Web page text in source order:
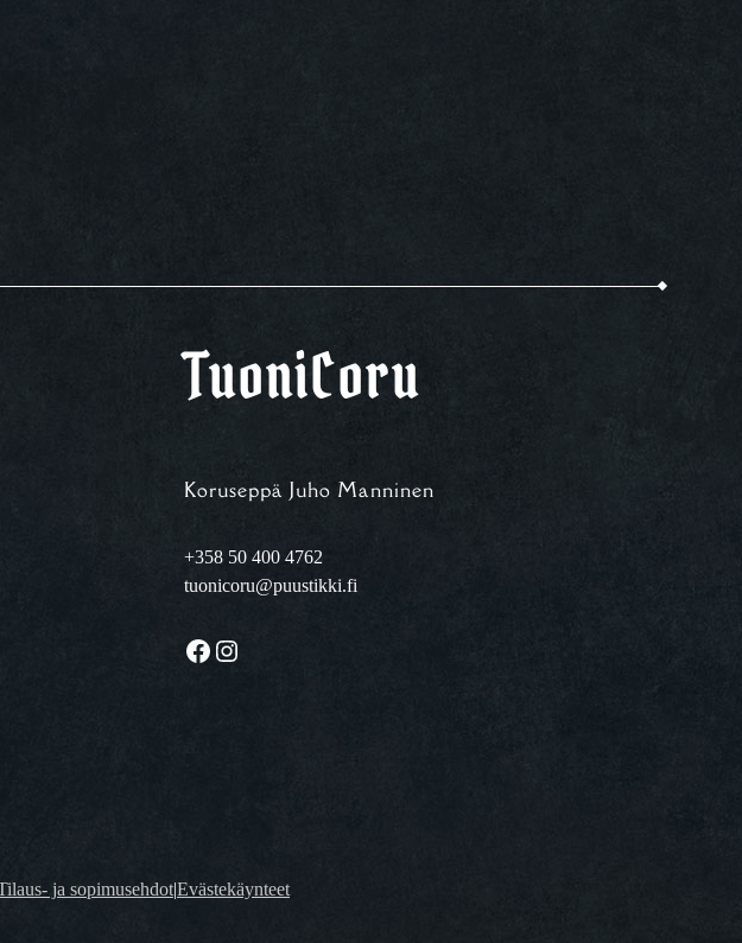
TuoniCoru
Koruseppä Juho Manninen
+358 50 400 4762
tuonicoru@puustikki.fi
Facebook Instagram
ja sopimusehdot|Evästekäynteet